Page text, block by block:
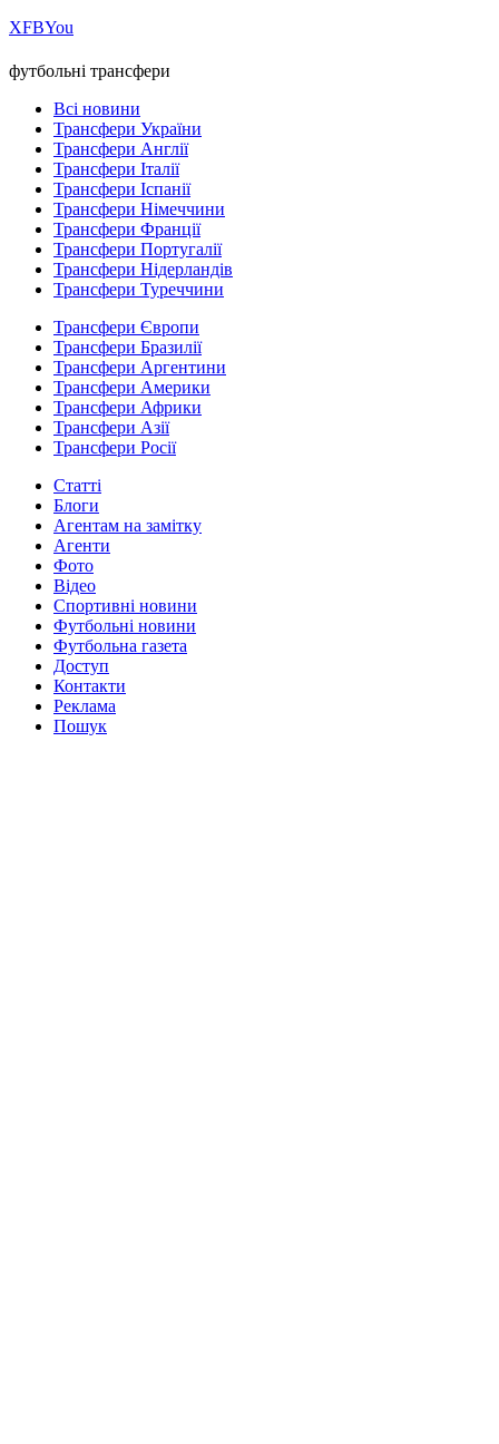
ХFBYou
футбольні трансфери
Всі новини
Трансфери України
Трансфери Англії
Трансфери Італії
Трансфери Іспанії
Трансфери Німеччини
Трансфери Франції
Трансфери Португалії
Трансфери Нідерландів
Трансфери Туреччини
Трансфери Європи
Трансфери Бразилії
Трансфери Аргентини
Трансфери Америки
Трансфери Африки
Трансфери Азії
Трансфери Росії
Статті
Блоги
Агентам на замітку
Агенти
Фото
Відео
Спортивні новини
Футбольні новини
Футбольна газета
Доступ
Контакти
Реклама
Пошук